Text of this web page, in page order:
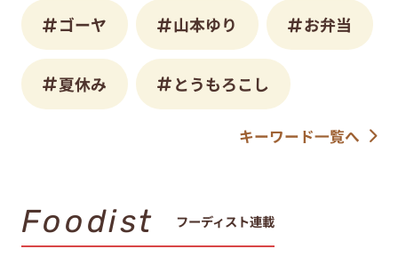
ゴーヤ 山本ゆり お弁当
夏休み とうもろこし
キーワード一覧へ
Foodist フーディスト連載